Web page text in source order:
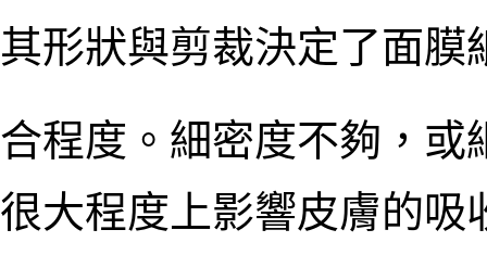
其形狀與剪裁決定了面膜
合程度。細密度不夠，或
很大程度上影響皮膚的吸